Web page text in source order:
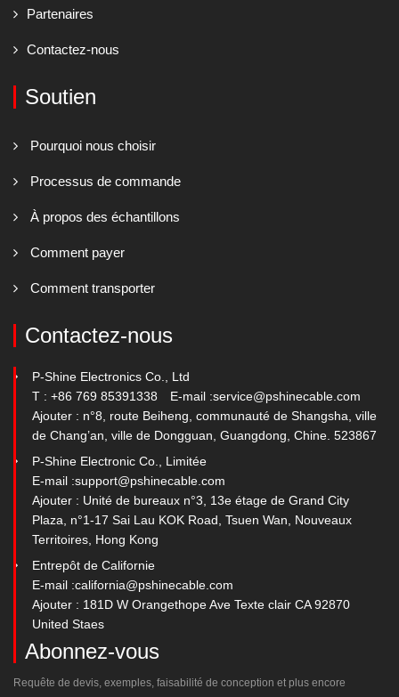
Partenaires
Contactez-nous
Soutien
Pourquoi nous choisir
Processus de commande
À propos des échantillons
Comment payer
Comment transporter
Contactez-nous
P-Shine Electronics Co., Ltd
T : +86 769 85391338
E-mail :service@pshinecable.com
Ajouter : n°8, route Beiheng, communauté de Shangsha, ville
de Chang’an, ville de Dongguan, Guangdong, Chine. 523867
P-Shine Electronic Co., Limitée
E-mail :support@pshinecable.com
Ajouter : Unité de bureaux n°3, 13e étage de Grand City
Plaza, n°1-17 Sai Lau KOK Road, Tsuen Wan, Nouveaux
Territoires, Hong Kong
Entrepôt de Californie
E-mail :california@pshinecable.com
Ajouter : 181D W Orangethope Ave Texte clair CA 92870
United Staes
Abonnez-vous
Requête de devis, exemples, faisabilité de conception et plus encore